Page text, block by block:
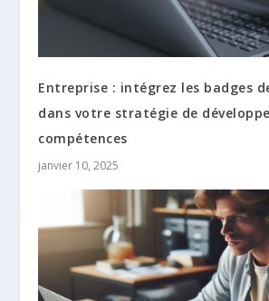
Entreprise : intégrez les badges
dans votre stratégie de
compétences
janvier 10, 2025